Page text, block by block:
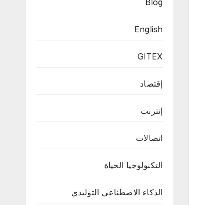
English
GITEX
إقتصاد
إنترنت
اتصالات
التكنولوجيا الحياة
الذكاء الاصطناعي التوليدي